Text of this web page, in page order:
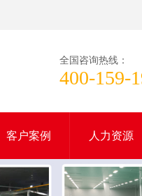
全国咨询热线：
400-159-
客户案例 人力资源